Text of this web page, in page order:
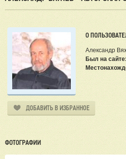
О
Александр
Был на сайте:
ДОБАВИТЬ В ИЗБРАННОЕ
ФОТОГРАФИИ